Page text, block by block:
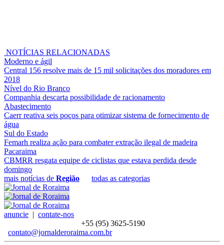
NOTÍCIAS RELACIONADAS
Moderno e ágil
Central 156 resolve mais de 15 mil solicitações dos moradores em
2018
Nível do Rio Branco
Companhia descarta possibilidade de racionamento
Abastecimento
Caerr reativa seis poços para otimizar sistema de fornecimento de
água
Sul do Estado
Femarh realiza ação para combater extração ilegal de madeira
Pacaraima
CBMRR resgata equipe de ciclistas que estava perdida desde
domingo
mais notícias de Região todas as categorias
anuncie | contate-nos
+55 (95) 3625-5190
contato@jornalderoraima.com.br